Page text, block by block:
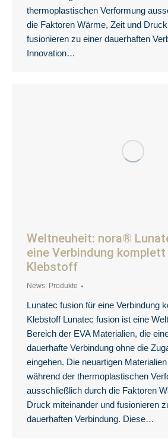
thermoplastischen Verformung
die Faktoren Wärme, Zeit und
fusionieren zu einer dauerhaften
Innovation…
Weltneuheit: nora®
eine Verbindung komplett
Klebstoff
News: Produkte
Lunatec fusion für eine Verbindung
Klebstoff Lunatec fusion ist eine
Bereich der EVA Materialien, die
dauerhafte Verbindung ohne die
eingehen. Die neuartigen
während der thermoplastischen
ausschließlich durch die Faktoren
Druck miteinander und fusionieren
dauerhaften Verbindung. Diese…